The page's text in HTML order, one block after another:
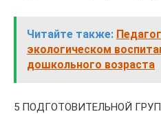
Читайте также:
экологическом
дошкольного возраста
5 ПОДГОТОВИТЕЛЬНОЙ